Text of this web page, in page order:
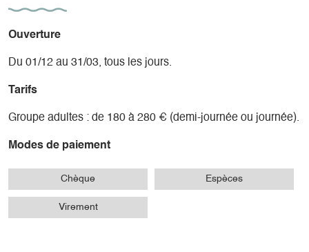
Ouverture
Du 01/12 au 31/03, tous les jours.
Tarifs
Groupe adultes : de 180 à 280 € (demi-journée ou journée).
Modes de paiement
Chèque Espèces
Virement